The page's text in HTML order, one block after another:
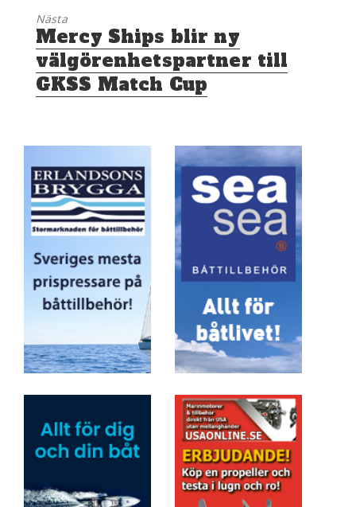
Nästa
Nästa
inlägg:
Mercy Ships blir ny
välgörenhetspartner till
GKSS Match Cup